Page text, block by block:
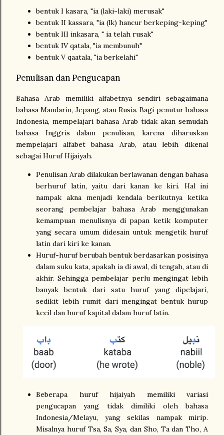
bentuk I kasara, "ia (laki-laki) merusak"
bentuk II kassara, "ia (lk) hancur berkeping-keping"
bentuk III inkasara, " ia telah rusak"
bentuk IV qatala, "ia membunuh"
bentuk V qaatala, "ia berkelahi"
Penulisan dan Pengucapan
Bahasa Arab memiliki alfabetnya sendiri sebagaimana
bahasa Mandarin, Jepang, atau Rusia. Bagi penutur bahasa
Indonesia, mempelajari bahasa Arab tidak akan semudah
bahasa Inggris dalam penulisan, karena diharuskan
mempelajari alfabet bahasa Arab, atau lebih dikenal
sebagai Huruf Hijaiyah.
Penulisan Arab dilakukan berlawanan dengan bahasa
berhuruf latin, yaitu dari kanan ke kiri. Hal ini
nampak akna menjadi kendala berikutnya ketika
seorang pembelajar bahasa Arab menggunakan
kemampuan menulisnya di papan ketik komputer
yang secara umum didesain untuk mengetik huruf
latin dari kiri ke kanan.
Huruf-huruf berubah bentuk berdasarkan posisinya
dalam suku kata, apakah ia di awal, di tengah, atau di
akhir. Sehingga pembelajar perlu mengingat lebih
banyak bentuk dari satu huruf yang dipelajari,
sedikit lebih rumit dari mengingat bentuk hurup
kecil dan huruf kapital dalam huruf latin.
Beberapa huruf hijaiyah memiliki variasi
pengucapan yang tidak dimiliki oleh bahasa
Indonesia/Melayu, yang sekilas nampak mirip.
Misalnya huruf Tsa, Sa, Sya, dan Sho, Ta dan Tho, A